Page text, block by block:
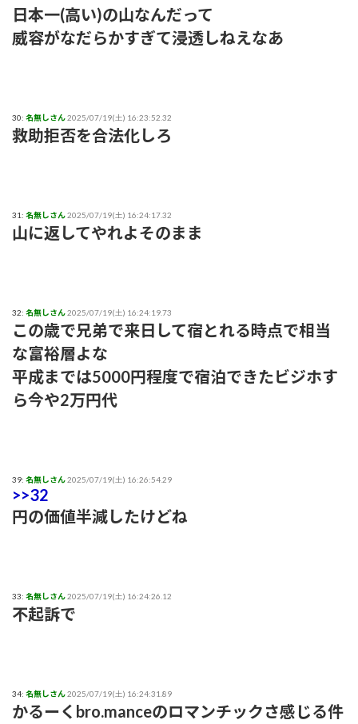
日本一(高い)の山なんだって
威容がなだらかすぎて浸透しねえなあ
30: 名無しさん2025/07/19(土) 16:23:52.32
救助拒否を合法化しろ
31: 名無しさん2025/07/19(土) 16:24:17.32
山に返してやれよそのまま
32: 名無しさん2025/07/19(土) 16:24:19.73
この歳で兄弟で来日して宿とれる時点で相当
な富裕層よな
平成までは5000円程度で宿泊できたビジホす
ら今や2万円代
39: 名無しさん2025/07/19(土) 16:26:54.29
>>32
円の価値半減したけどね
33: 名無しさん2025/07/19(土) 16:24:26.12
不起訴で
34: 名無しさん2025/07/19(土) 16:24:31.89
かるーくbro.manceのロマンチックさ感じる件